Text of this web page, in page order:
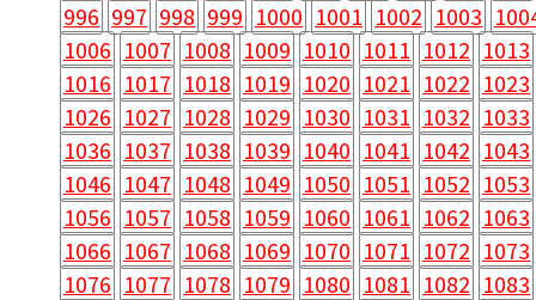
996 997 998 999 1000 1001 1002 1003
1006 1007 1008 1009 1010 1011 1012 1013
1016 1017 1018 1019 1020 1021 1022 1023
1026 1027 1028 1029 1030 1031 1032 1033
1036 1037 1038 1039 1040 1041 1042 1043
1046 1047 1048 1049 1050 1051 1052 1053
1056 1057 1058 1059 1060 1061 1062 1063
1066 1067 1068 1069 1070 1071 1072 1073
1076 1077 1078 1079 1080 1081 1082 1083